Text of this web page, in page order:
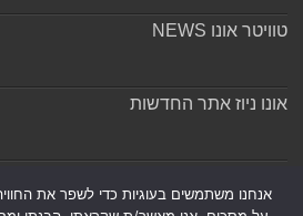
טוויטר אונו NEWS
אונו ניוז אתר החדשות
אנחנו משתמשים בעוגיות כדי לשפר את